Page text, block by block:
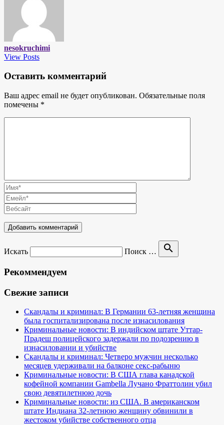
nesokruchimi
View Posts
Оставить комментарий
Ваш адрес email не будет опубликован. Обязательные поля
помечены *
Искать Поиск … search
Рекоммендуем
Свежие записи
Скандалы и криминал: В Германии 63-летняя женщина
была госпитализирована после изнасилования
Криминальные новости: В индийском штате Уттар-
Прадеш полицейского задержали по подозрению в
изнасиловании и убийстве
Скандалы и криминал: Четверо мужчин несколько
месяцев удерживали на балконе секс-рабыню
Криминальные новости: В США глава канадской
кофейной компании Gambella Лучано Фраттолин убил
свою девятилетнюю дочь
Криминальные новости: из США. В американском
штате Индиана 32-летнюю женщину обвинили в
жестоком убийстве собственного отца